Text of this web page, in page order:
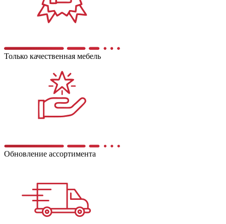
Только качественная мебель
Обновление ассортимента